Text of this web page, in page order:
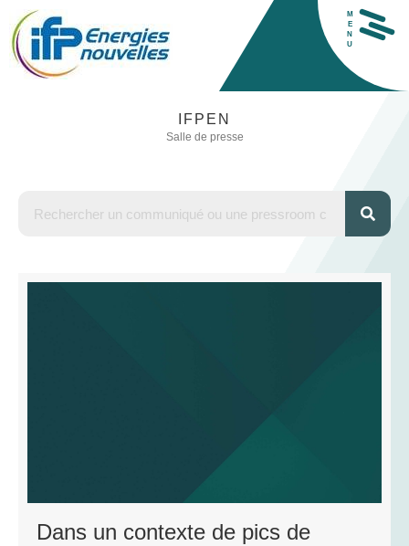
M
E
N
U
IFPEN
Salle de presse
Dans un contexte de pics de